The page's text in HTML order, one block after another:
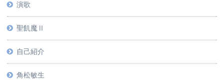
演歌
聖飢魔Ⅱ
自己紹介
角松敏生